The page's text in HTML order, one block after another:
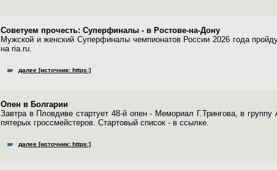
Советуем прочесть: Суперфиналы - в Ростове-на-Дону
Мужской и женский Суперфиналы чемпионатов России 2026 года
на ria.ru.
далее [источник: https:]
Опен в Болгарии
Завтра в Пловдиве стартует 48-й опен - Мемориал Г.Трингова, в
пятерых гроссмейстеров. Стартовый список - в ссылке.
далее [источник: https:]